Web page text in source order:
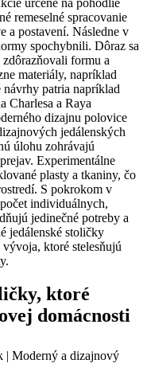
remeselné spracovanie
a postavení. Následne v
spochybnili. Dôraz sa
formu a
materiály, napríklad
patria napríklad
Charlesa a Raya
dizajnu polovice
jedálenských
úlohu zohrávajú
Experimentálne
plasty a tkaniny, čo
S pokrokom v
individuálnych,
jedinečné potreby a
jedálenské stoličky
ktoré stelesňujú
ktoré
domácnosti